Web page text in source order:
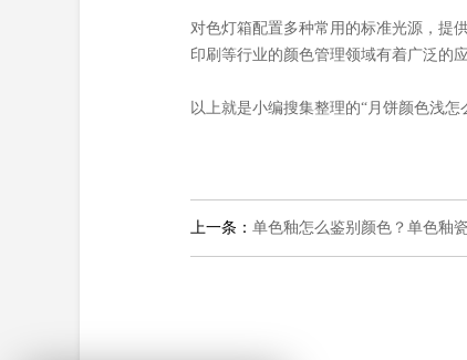
对色灯箱配置多种常用的标准光源，提
印刷等行业的颜色管理领域有着广泛的
以上就是小编搜集整理的“月饼颜色浅
上一条： 单色釉怎么鉴别颜色？单色釉